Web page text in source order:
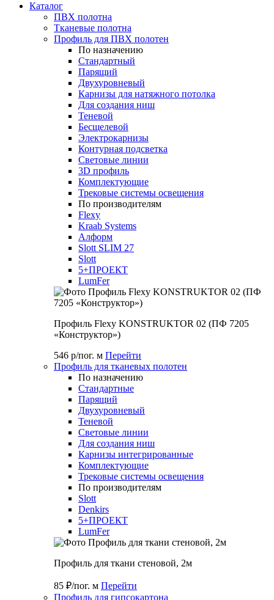
Каталог
ПВХ полотна
Тканевые полотна
Профиль для ПВХ полотен
По назначению
Стандартный
Парящий
Двухуровневый
Карнизы для натяжного потолка
Для создания ниш
Теневой
Бесщелевой
Электрокарнизы
Контурная подсветка
Световые линии
3D профиль
Комплектующие
Трековые системы освещения
По производителям
Flexy
Kraab Systems
Алформ
Slott SLIM 27
Slott
5+ПРОЕКТ
LumFer
Профиль Flexy KONSTRUKTOR 02 (ПФ 7205
«Конструктор»)
546 р/пог. м Перейти
Профиль для тканевых полотен
По назначению
Стандартные
Парящий
Двухуровневый
Теневой
Световые линии
Для создания ниш
Карнизы интегрированные
Комплектующие
Трековые системы освещения
По производителям
Slott
Denkirs
5+ПРОЕКТ
LumFer
Профиль для ткани стеновой, 2м
85 ₽/пог. м Перейти
Профиль для гипсокартона